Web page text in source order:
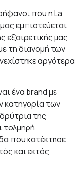
που η La
εμπιστεύεται
εξαιρετικής μας
τη διανομή των
αργότερα
ένα brand με
κατηγορία των
της
τολμηρή
που κατέκτησε
και εκτός